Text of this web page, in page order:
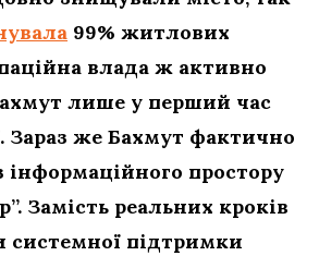
99% житлових
влада ж активно
лише у перший час
Зараз же Бахмут фактично
інформаційного простору
Замість реальних кроків
системної підтримки